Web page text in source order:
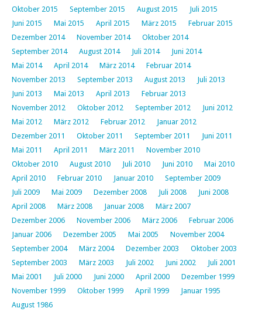
Oktober 2015
September 2015 August 2015
Juli 2015
Juni 2015
Mai 2015 April 2015 März 2015
Februar 2015
Dezember 2014
November 2014
Oktober 2014
September 2014
August 2014 Juli 2014
Juni 2014
Mai 2014
April 2014 März 2014
Februar 2014
November 2013
September 2013 August 2013
Juli 2013
Juni 2013
Mai 2013 April 2013
Februar 2013
November 2012
Oktober 2012 September 2012
Juni 2012
Mai 2012
März 2012 Februar 2012
Januar 2012
Dezember 2011
Oktober 2011 September 2011
Juni 2011
Mai 2011
April 2011 März 2011
November 2010
Oktober 2010
August 2010 Juli 2010 Juni 2010
Mai 2010
April 2010
Februar 2010 Januar 2010
September 2009
Juli 2009
Mai 2009 Dezember 2008 Juli 2008
Juni 2008
April 2008
März 2008 Januar 2008
März 2007
Dezember 2006
November 2006 März 2006
Februar 2006
Januar 2006
Dezember 2005 Mai 2005
November 2004
September 2004
März 2004 Dezember 2003
Oktober 2003
September 2003
März 2003 Juli 2002 Juni 2002
Juli 2001
Mai 2001
Juli 2000 Juni 2000 April 2000
Dezember 1999
November 1999
Oktober 1999 April 1999
Januar 1995
August 1986